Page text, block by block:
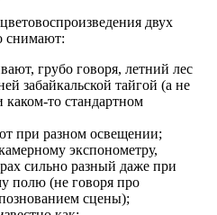
двух
снимают:
грубо говоря, летний лес
забайкальской тайгой (а не
то стандартном
при разном освещении;
экспонометру,
сильно разный даже при
полю (не говоря про
сцены);